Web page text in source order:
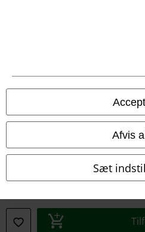
Afvis
Sæt
Bortskaffelse af affald og
Overensstemmelseserklæring
Oplysninger om tilgængelighed
Bekræft annullering
Alle priser er inkl. moms. Oplyst